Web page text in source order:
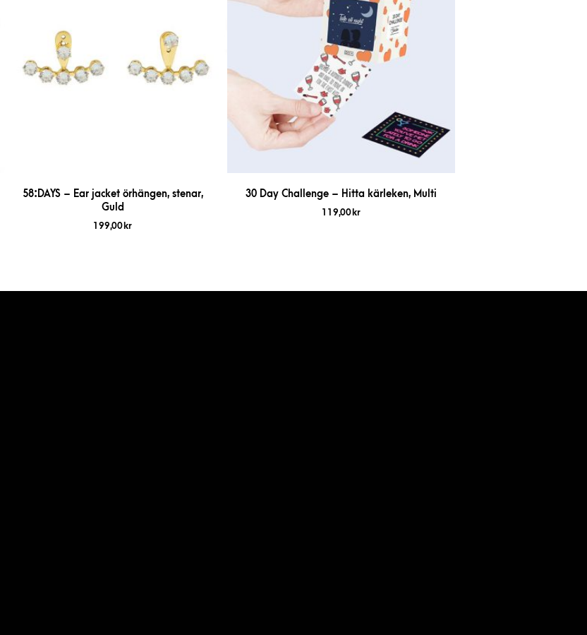
58:DAYS – Ear jacket örhängen, stenar,
Guld
199,00 kr
30 Day Challenge – Hitta kärleken, Multi
119,00 kr